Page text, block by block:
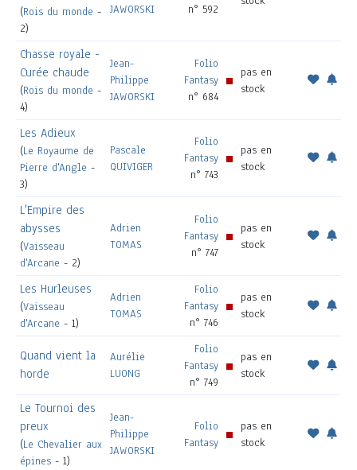
(Rois du monde -
2)
JAWORSKI
n° 592
Chasse royale -
Curée chaude
(Rois du monde -
4)
Jean-
Philippe
JAWORSKI
Folio
Fantasy
n° 684
pas en
stock
Les Adieux
(Le Royaume de
Pierre d'Angle -
3)
Pascale
QUIVIGER
Folio
Fantasy
n° 743
pas en
stock
L'Empire des
abysses
(Vaisseau
d'Arcane - 2)
Adrien
TOMAS
Folio
Fantasy
n° 747
pas en
stock
Les Hurleuses
(Vaisseau
d'Arcane - 1)
Adrien
TOMAS
Folio
Fantasy
n° 746
pas en
stock
Quand vient la
horde
Aurélie
LUONG
Folio
Fantasy
n° 749
pas en
stock
Le Tournoi des
preux
(Le Chevalier aux
épines - 1)
Jean-
Philippe
JAWORSKI
Folio
Fantasy
pas en
stock